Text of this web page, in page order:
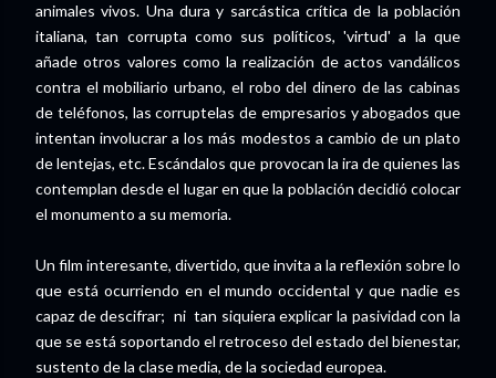
animales vivos. Una dura y sarcástica crítica de la población
italiana, tan corrupta como sus políticos, 'virtud' a la que
añade otros valores como la realización de actos vandálicos
contra el mobiliario urbano, el robo del dinero de las cabinas
de teléfonos, las corruptelas de empresarios y abogados que
intentan involucrar a los más modestos a cambio de un plato
de lentejas, etc. Escándalos que provocan la ira de quienes las
contemplan desde el lugar en que la población decidió colocar
el monumento a su memoria.
Un film interesante, divertido, que invita a la reflexión sobre lo
que está ocurriendo en el mundo occidental y que nadie es
capaz de descifrar; ni tan siquiera explicar la pasividad con la
que se está soportando el retroceso del estado del bienestar,
sustento de la clase media, de la sociedad europea.